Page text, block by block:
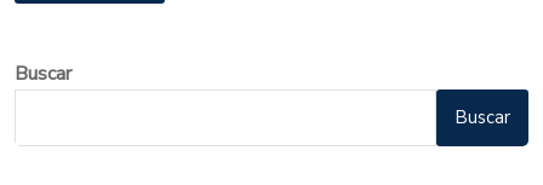
Buscar
Buscar